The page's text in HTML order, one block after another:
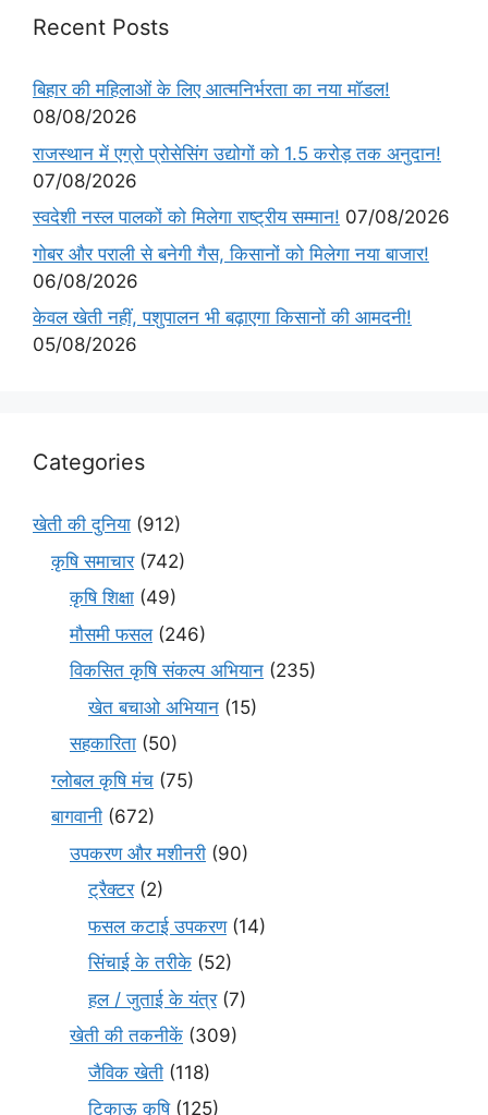
Recent Posts
बिहार की महिलाओं के लिए आत्मनिर्भरता का नया मॉडल!
08/08/2026
राजस्थान में एग्रो प्रोसेसिंग उद्योगों को 1.5 करोड़ तक अनुदान!
07/08/2026
स्वदेशी नस्ल पालकों को मिलेगा राष्ट्रीय सम्मान! 07/08/2026
गोबर और पराली से बनेगी गैस, किसानों को मिलेगा नया बाजार!
06/08/2026
केवल खेती नहीं, पशुपालन भी बढ़ाएगा किसानों की आमदनी!
05/08/2026
Categories
खेती की दुनिया (912)
कृषि समाचार(742)
कृषि शिक्षा (49)
मौसमी फसल(246)
विकसित कृषि संकल्प अभियान (235)
खेत बचाओ अभियान (15)
सहकारिता (50)
ग्लोबल कृषि मंच (75)
बागवानी (672)
उपकरण और मशीनरी (90)
ट्रैक्टर(2)
फसल कटाई उपकरण(14)
सिंचाई के तरीके (52)
हल / जुताई के यंत्र(7)
खेती की तकनीकें (309)
जैविक खेती (118)
टिकाऊ कृषि(125)